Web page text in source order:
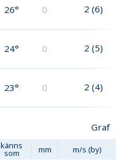
26° 0 2 (6)
24° 0 2 (5)
23° 0 2 (4)
Graf
känns
som mm m/s (by)